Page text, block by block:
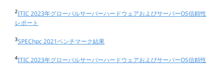
2ITIC 2023年グローバルサーバーハードウェアおよびサーバーOS信頼性
レポート
3SPEChpc 2021ベンチマーク結果
4ITIC 2023年グローバルサーバーハードウェアおよびサーバーOS信頼性